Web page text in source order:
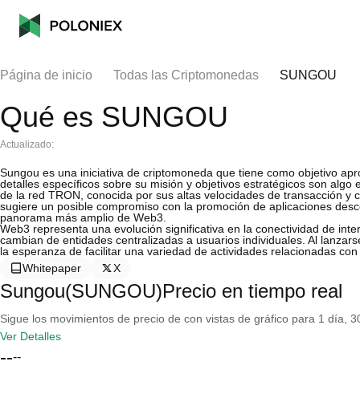
Página de inicio Todas las Criptomonedas SUNGOU
Qué es SUNGOU
Actualizado:
Sungou es una iniciativa de criptomoneda que tiene como objetivo
detalles específicos sobre su misión y objetivos estratégicos son
de la red TRON, conocida por sus altas velocidades de transacción
sugiere un posible compromiso con la promoción de aplicaciones
panorama más amplio de Web3.
Web3 representa una evolución significativa en la conectividad de
cambian de entidades centralizadas a usuarios individuales. Al
la esperanza de facilitar una variedad de actividades relacionadas
Whitepaper
X
Sungou(SUNGOU)Precio en tiempo real
Sigue los movimientos de precio de con vistas de gráfico para 1 día,
Ver Detalles
----